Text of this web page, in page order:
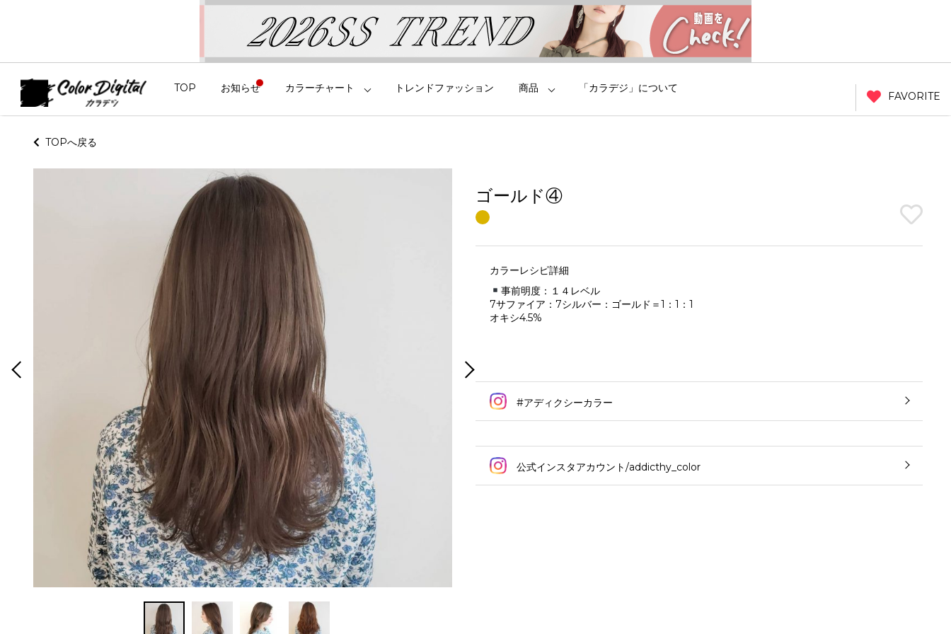
TOP お知らせ カラーチャート トレンドファッション 商品 「カラデジ」について
FAVORITE
TOPへ戻る
ゴールド④
カラーレシピ詳細
事前明度：１４レベル
7サファイア：7シルバー：ゴールド＝1：1：1
オキシ4.5%
#アディクシーカラー
公式インスタアカウント/addicthy_color